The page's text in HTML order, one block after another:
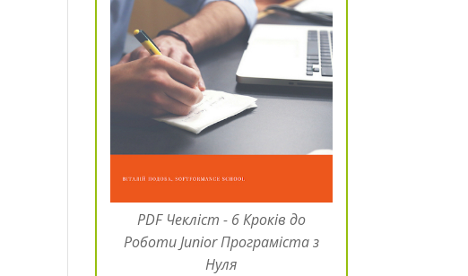
PDF Чекліст - 6 Кроків до
Роботи Junior Програміста з
Нуля